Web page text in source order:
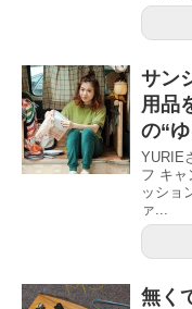
サン
用品
の“
YURIE
フ キャ
ッショ
ァ...
無く